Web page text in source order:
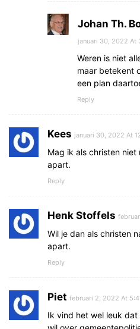
Johan Th.
januari 30, 2022 At
Weren is niet
maar betekent
een plan
Reply
Kees januari 30, 2022 At
Mag ik als christen niet
apart.
Reply
Henk Stoffels
Wil je dan als christen
apart.
Reply
Piet februari 2, 2022 At
Ik vind het wel leuk dat